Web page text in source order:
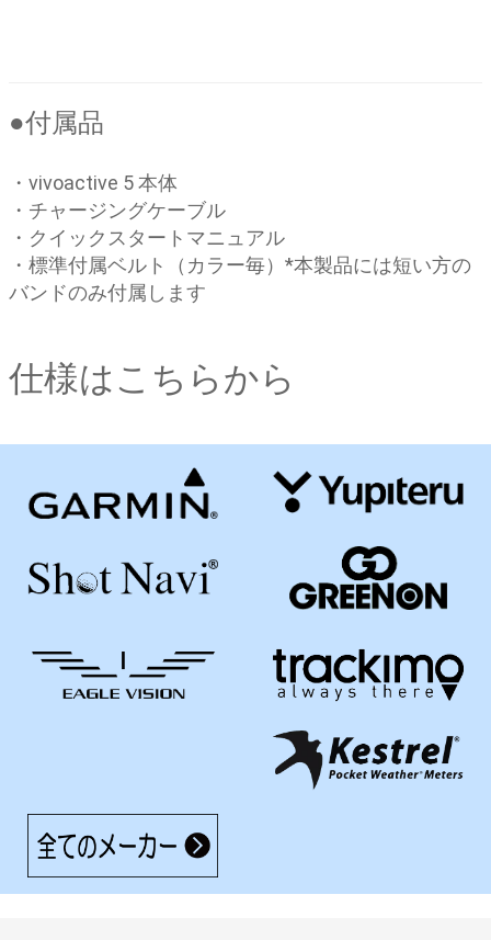
●付属品
・vivoactive 5 本体
・チャージングケーブル
・クイックスタートマニュアル
・標準付属ベルト（カラー毎）*本製品には短い方の
バンドのみ付属します
仕様はこちらから